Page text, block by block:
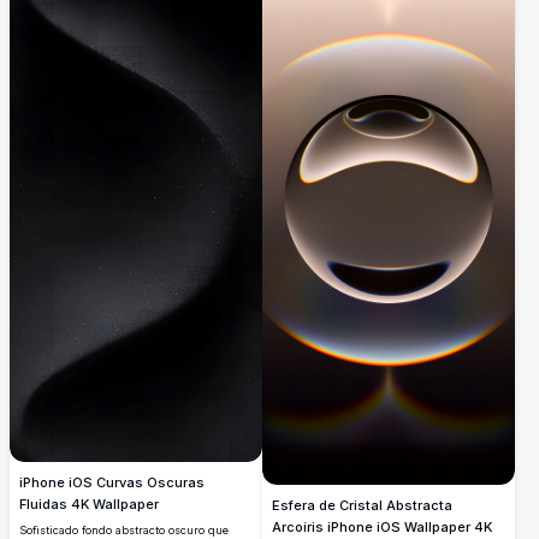
iPhone iOS Curvas Oscuras
Fluidas 4K Wallpaper
Sofisticado fondo abstracto oscuro que
Esfera de Cristal Abstracta
Arcoíris iPhone iOS Wallpaper 4K